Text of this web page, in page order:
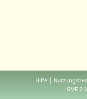
Hilfe |
SMF